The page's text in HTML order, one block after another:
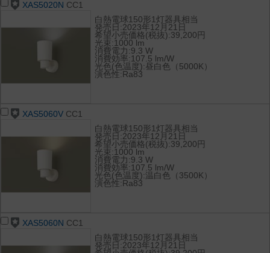
XAS5020N CC1
白熱電球150形1灯器具相当
発売日:2023年12月21日
希望小売価格(税抜):39,200円
光束:1000 lm
消費電力:9.3 W
消費効率:107.5 lm/W
光色(色温度):昼白色（5000K）
演色性:Ra83
XAS5060V CC1
白熱電球150形1灯器具相当
発売日:2023年12月21日
希望小売価格(税抜):39,200円
光束:1000 lm
消費電力:9.3 W
消費効率:107.5 lm/W
光色(色温度):温白色（3500K）
演色性:Ra83
XAS5060N CC1
白熱電球150形1灯器具相当
発売日:2023年12月21日